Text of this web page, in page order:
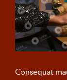
Consequat